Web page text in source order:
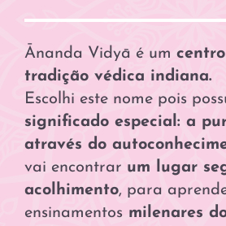
Ānanda Vidyā é um
tradição védica indiana.
Escolhi este nome pois
significado especial: a
através do
vai encontrar um lugar
acolhimento, para
ensinamentos milenares